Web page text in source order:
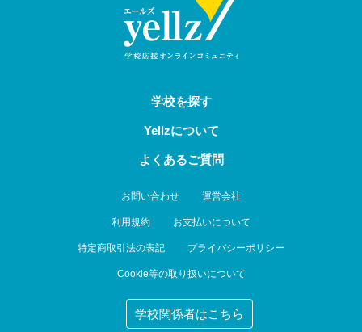
学校を探す
Yellzについて
よくあるご質問
お問い合わせ 運営会社
利用規約 お支払いについて
特定商取引法の表記 プライバシーポリシー
Cookie等の取り扱いについて
学校関係者はこちら